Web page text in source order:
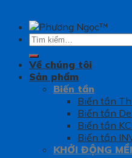
Tìm
Về chúng tôi
Sản phẩm
Biến tần
Biến tần
Biến tần
Biến tần
Biến tần
KHỞI ĐỘNG